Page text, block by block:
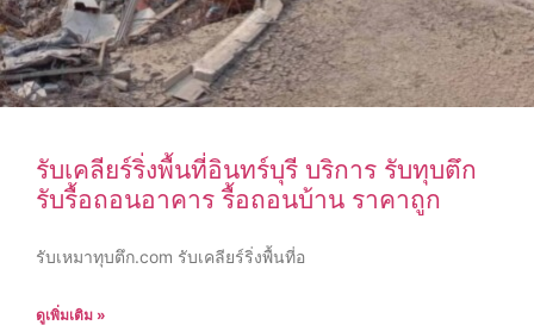
รับเคลียร์ริ่งพื้นที่อินทร์บุรี บริการ รับทุบตึก
รับรื้อถอนอาคาร รื้อถอนบ้าน ราคาถูก
รับเหมาทุบตึก.com รับเคลียร์ริ่งพื้นที่อ
ดูเพิ่มเติม »